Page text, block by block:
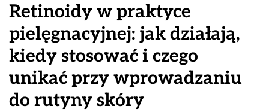
Retinoidy w praktyce
pielęgnacyjnej: jak działają,
kiedy stosować i czego
unikać przy wprowadzaniu
do rutyny skóry